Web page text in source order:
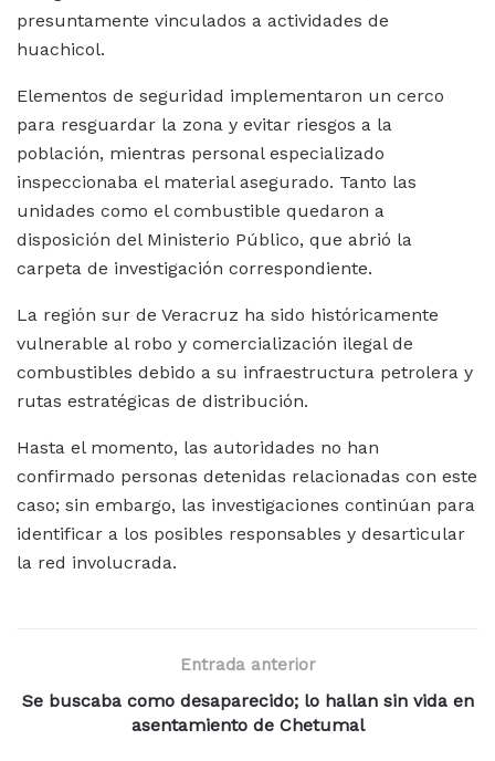
presuntamente vinculados a actividades de
huachicol.
Elementos de seguridad implementaron un cerco
para resguardar la zona y evitar riesgos a la
población, mientras personal especializado
inspeccionaba el material asegurado. Tanto las
unidades como el combustible quedaron a
disposición del Ministerio Público, que abrió la
carpeta de investigación correspondiente.
La región sur de Veracruz ha sido históricamente
vulnerable al robo y comercialización ilegal de
combustibles debido a su infraestructura petrolera y
rutas estratégicas de distribución.
Hasta el momento, las autoridades no han
confirmado personas detenidas relacionadas con este
caso; sin embargo, las investigaciones continúan para
identificar a los posibles responsables y desarticular
la red involucrada.
Entrada anterior
Se buscaba como desaparecido; lo hallan sin vida en
asentamiento de Chetumal